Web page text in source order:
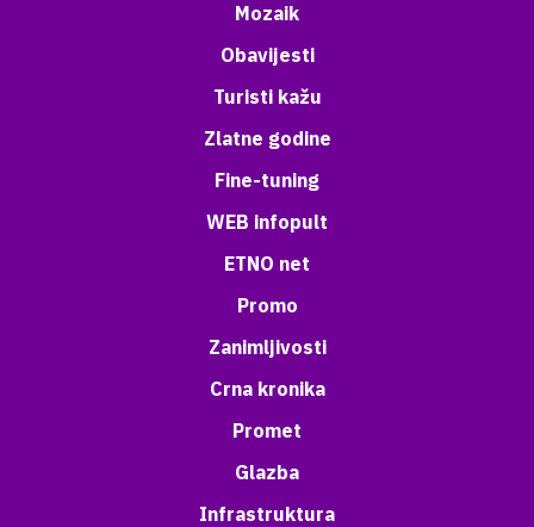
Mozaik
Obavijesti
Turisti kažu
Zlatne godine
Fine-tuning
WEB infopult
ETNO net
Promo
Zanimljivosti
Crna kronika
Promet
Glazba
Infrastruktura